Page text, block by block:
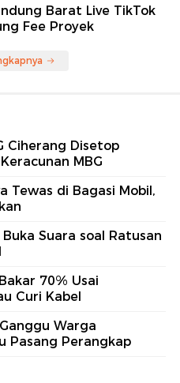
Barat Live TikTok
Fee Proyek
Ciherang Disetop
MBG
Tewas di Bagasi Mobil,
Suara soal Ratusan
70% Usai
Curi Kabel
Warga
Pasang Perangkap